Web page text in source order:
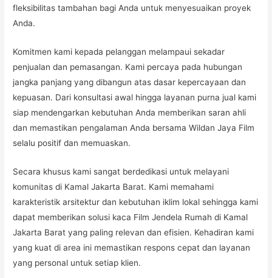
fleksibilitas tambahan bagi Anda untuk menyesuaikan proyek
Anda.
Komitmen kami kepada pelanggan melampaui sekadar
penjualan dan pemasangan. Kami percaya pada hubungan
jangka panjang yang dibangun atas dasar kepercayaan dan
kepuasan. Dari konsultasi awal hingga layanan purna jual kami
siap mendengarkan kebutuhan Anda memberikan saran ahli
dan memastikan pengalaman Anda bersama Wildan Jaya Film
selalu positif dan memuaskan.
Secara khusus kami sangat berdedikasi untuk melayani
komunitas di Kamal Jakarta Barat. Kami memahami
karakteristik arsitektur dan kebutuhan iklim lokal sehingga kami
dapat memberikan solusi kaca Film Jendela Rumah di Kamal
Jakarta Barat yang paling relevan dan efisien. Kehadiran kami
yang kuat di area ini memastikan respons cepat dan layanan
yang personal untuk setiap klien.